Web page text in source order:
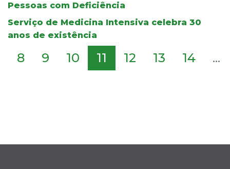
Pessoas com Deficiência
Serviço de Medicina Intensiva celebra 30
anos de existência
8 9 10 11 12 13 14 ...